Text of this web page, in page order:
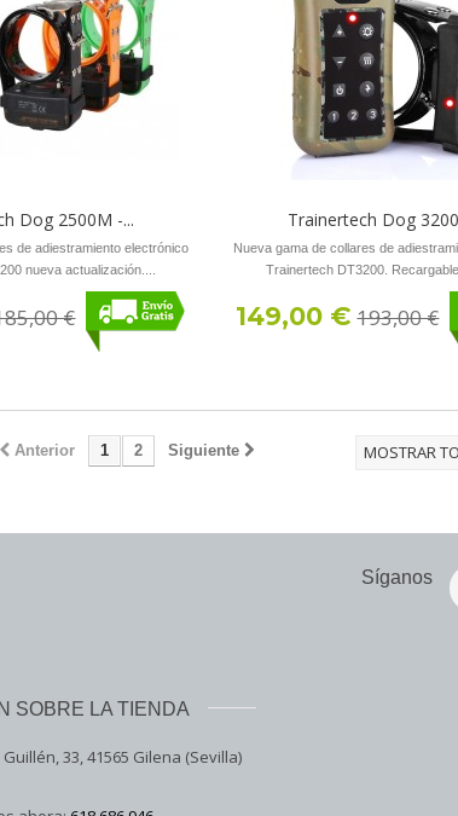
Dog 2500M -...
de adiestramiento electrónico
nueva actualización....
€
Trainertech Dog
Nueva gama de collares de
Trainertech DT3200. Recargable
149,00 € 193,00 €
MOSTRAR
Anterior 1 2 Siguiente
Síganos
SOBRE LA TIENDA
Guillén, 33, 41565 Gilena (Sevilla)